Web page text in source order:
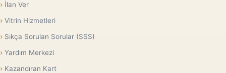
İlan Ver
Vitrin Hizmetleri
Sıkça Sorulan Sorular (SSS)
Yardım Merkezi
Kazandıran Kart